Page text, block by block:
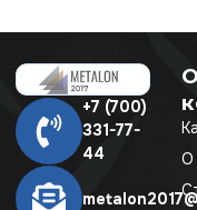
+7 (700)
331-77-
44
О
О